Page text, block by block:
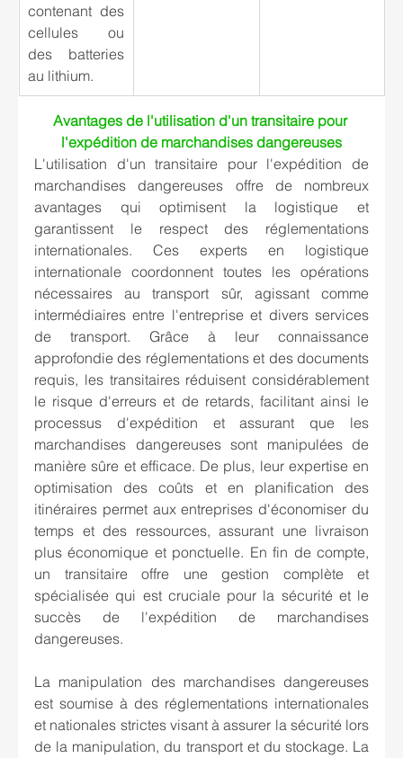
contenant des
cellules ou
des batteries
au lithium.
Avantages de l'utilisation d'un transitaire pour
l'expédition de marchandises dangereuses
L'utilisation d'un transitaire pour l'expédition de
marchandises dangereuses offre de nombreux
avantages qui optimisent la logistique et
garantissent le respect des réglementations
internationales. Ces experts en logistique
internationale coordonnent toutes les opérations
nécessaires au transport sûr, agissant comme
intermédiaires entre l'entreprise et divers services
de transport. Grâce à leur connaissance
approfondie des réglementations et des documents
requis, les transitaires réduisent considérablement
le risque d'erreurs et de retards, facilitant ainsi le
processus d'expédition et assurant que les
marchandises dangereuses sont manipulées de
manière sûre et efficace. De plus, leur expertise en
optimisation des coûts et en planification des
itinéraires permet aux entreprises d'économiser du
temps et des ressources, assurant une livraison
plus économique et ponctuelle. En fin de compte,
un transitaire offre une gestion complète et
spécialisée qui est cruciale pour la sécurité et le
succès de l'expédition de marchandises
dangereuses.
La manipulation des marchandises dangereuses
est soumise à des réglementations internationales
et nationales strictes visant à assurer la sécurité lors
de la manipulation, du transport et du stockage. La